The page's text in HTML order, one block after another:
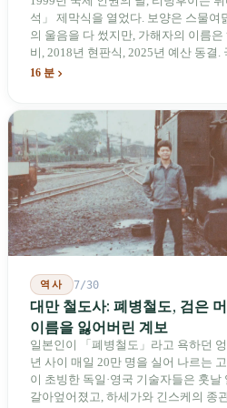
석」 제막식을 열었다. 보양은 스물여
의 울음을 다 썼지만, 가해자의 이름
비, 2018년 현판식, 2025년 예산 동결
념하기 위해 스스로 세운 박물관. 계엄
16 분
역사 7/30
대만 철도사: 폐병철도, 검은
이름을 잃어버린 계보
일본인이 「폐병철도」라고 욕하던
년 사이 매일 20만 명을 실어 나르는
이 초빙한 독일·영국 기술자들은 훗날
갈아엎어졌고, 하세가와 긴스케의 종